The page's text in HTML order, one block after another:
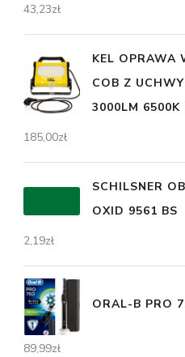
43,23zł
KEL OPRAWA
COB Z
3000LM 6500K
185,00zł
SCHILSNER
OXID 9561 BS
2,19zł
ORAL-B PRO
89,99zł